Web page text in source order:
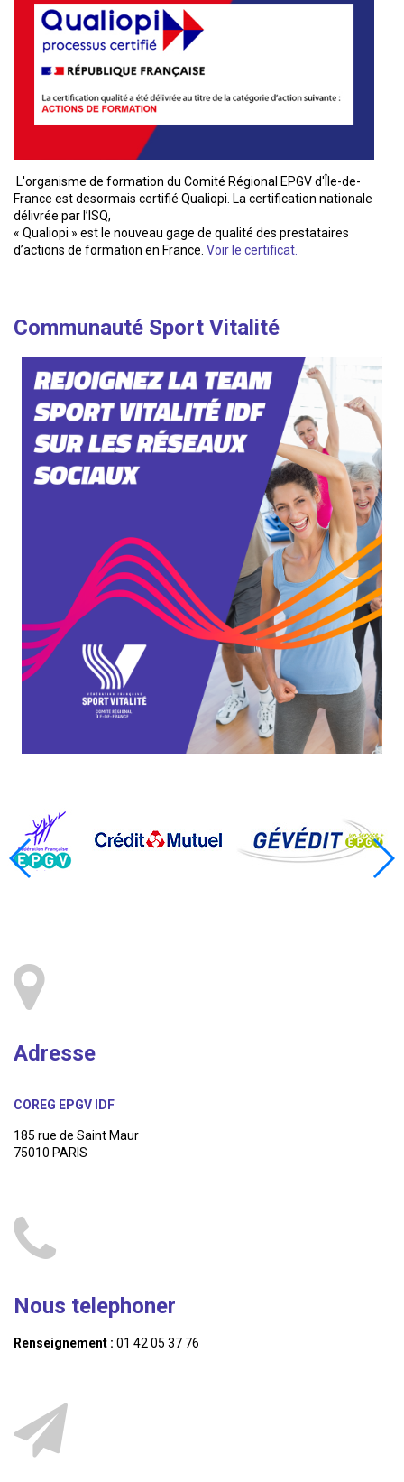
L'organisme de formation du Comité Régional EPGV d'Île-de-
France est desormais certifié Qualiopi. La certification nationale
délivrée par l’ISQ,
« Qualiopi » est le nouveau gage de qualité des prestataires
d’actions de formation en France. Voir le certificat.
Communauté Sport Vitalité
Adresse
COREG EPGV IDF
185 rue de Saint Maur
75010 PARIS
Nous telephoner
Renseignement : 01 42 05 37 76